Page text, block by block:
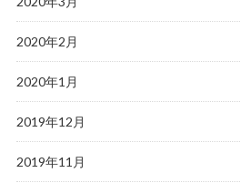
2020年2月
2020年1月
2019年12月
2019年11月